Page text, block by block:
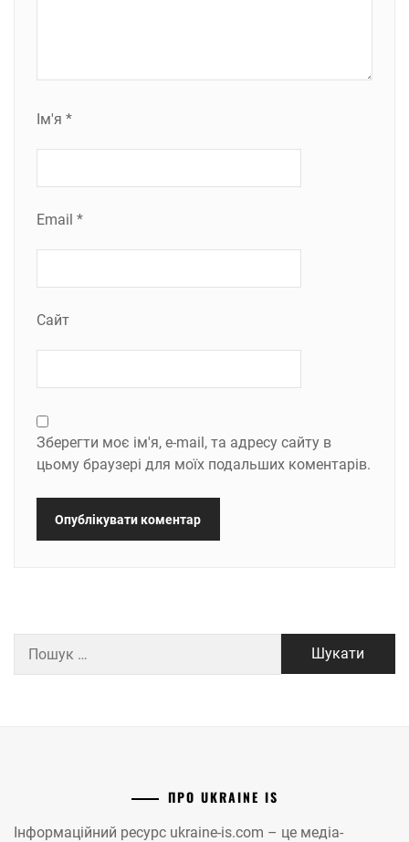
Ім'я *
Email *
Сайт
Зберегти моє ім'я, e-mail, та адресу сайту в
цьому браузері для моїх подальших коментарів.
ПРО UKRAINE IS
Інформаційний ресурс ukraine-is.com – це медіа-